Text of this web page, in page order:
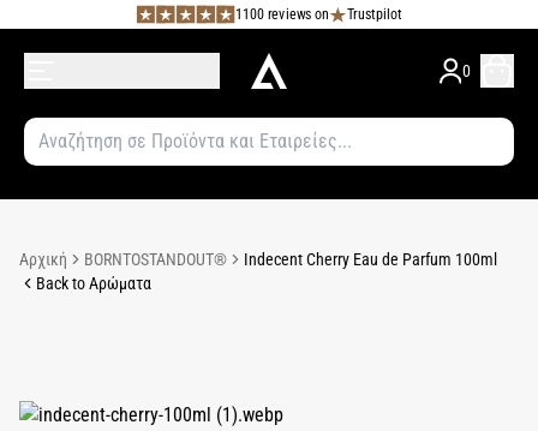
1100 reviews on Trustpilot
0
Αρχική BORNTOSTANDOUT®
Indecent Cherry Eau de Parfum 100ml
Back to Αρώματα